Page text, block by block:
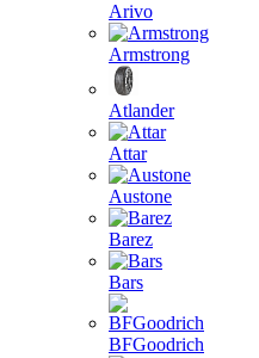
Arivo
Armstrong
Atlander
Attar
Austone
Barez
Bars
BFGoodrich